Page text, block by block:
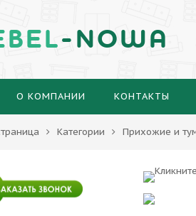
-NOWA
О КОМПАНИИ КОНТАКТЫ
Категории Прихожие и